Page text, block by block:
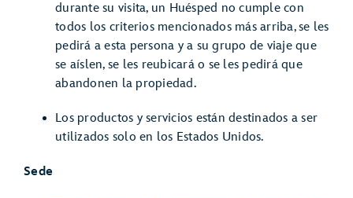
durante su visita, un Huésped no cumple con
todos los criterios mencionados más arriba, se les
pedirá a esta persona y a su grupo de viaje que
se aíslen, se les reubicará o se les pedirá que
abandonen la propiedad.
Los productos y servicios están destinados a ser
utilizados solo en los Estados Unidos.
Sede